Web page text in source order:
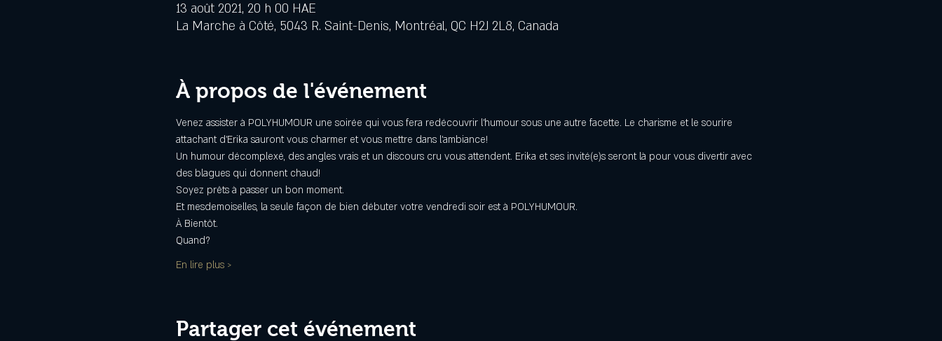
13 août 2021, 20 h 00 HAE
La Marche à Côté, 5043 R. Saint-Denis, Montréal, QC H2J 2L8, Canada
À propos de l'événement
Venez assister à POLYHUMOUR une soirée qui vous fera redécouvrir l'humour sous une autre facette. Le charisme et le sourire
attachant d'Erika sauront vous charmer et vous mettre dans l'ambiance!
Un humour décomplexé, des angles vrais et un discours cru vous attendent. Erika et ses invité(e)s seront là pour vous divertir avec
des blagues qui donnent chaud!
Soyez prêts à passer un bon moment.
Et mesdemoiselles, la seule façon de bien débuter votre vendredi soir est à POLYHUMOUR.
À Bientôt.
Quand?
En lire plus >
Partager cet événement